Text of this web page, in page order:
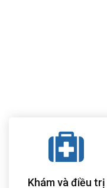
Khám và điều trị